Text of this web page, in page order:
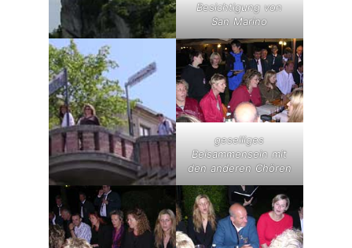
Besichtigung von
San Marino
geselliges
Beisammensein mit
den anderen Chören